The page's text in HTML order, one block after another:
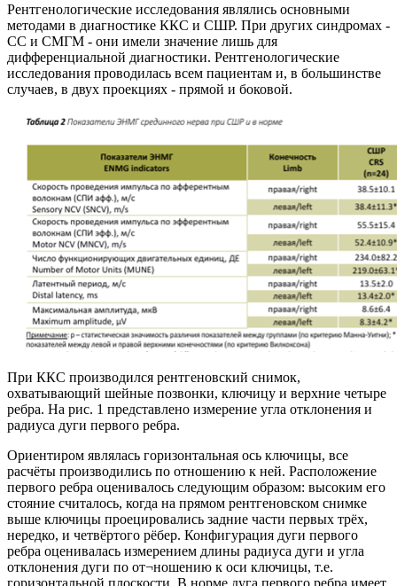
Рентгенологические исследования являлись основными
методами в диагностике ККС и СШР. При других синдромах -
СС и СМГМ - они имели значение лишь для
дифференциальной диагностики. Рентгенологические
исследования проводилась всем пациентам и, в большинстве
случаев, в двух проекциях - прямой и боковой.
При ККС производился рентгеновский снимок,
охватывающий шейные позвонки, ключицу и верхние четыре
ребра. На рис. 1 представлено измерение угла отклонения и
радиуса дуги первого ребра.
Ориентиром являлась горизонтальная ось ключицы, все
расчёты производились по отношению к ней. Расположение
первого ребра оценивалось следующим образом: высоким его
стояние считалось, когда на прямом рентгеновском снимке
выше ключицы проецировались задние части первых трёх,
нередко, и четвёртого рёбер. Конфигурация дуги первого
ребра оценивалась измерением длины радиуса дуги и угла
отклонения дуги по от¬ношению к оси ключицы, т.е.
горизонтальной плоскости. В норме дуга первого ребра имеет